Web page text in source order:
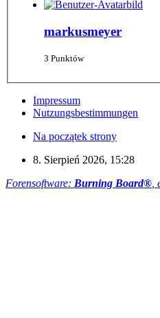
markusmeyer
3 Punktów
Impressum
Nutzungsbestimmungen
Na początek strony
8. Sierpień 2026, 15:28
Forensoftware: Burning Board®,